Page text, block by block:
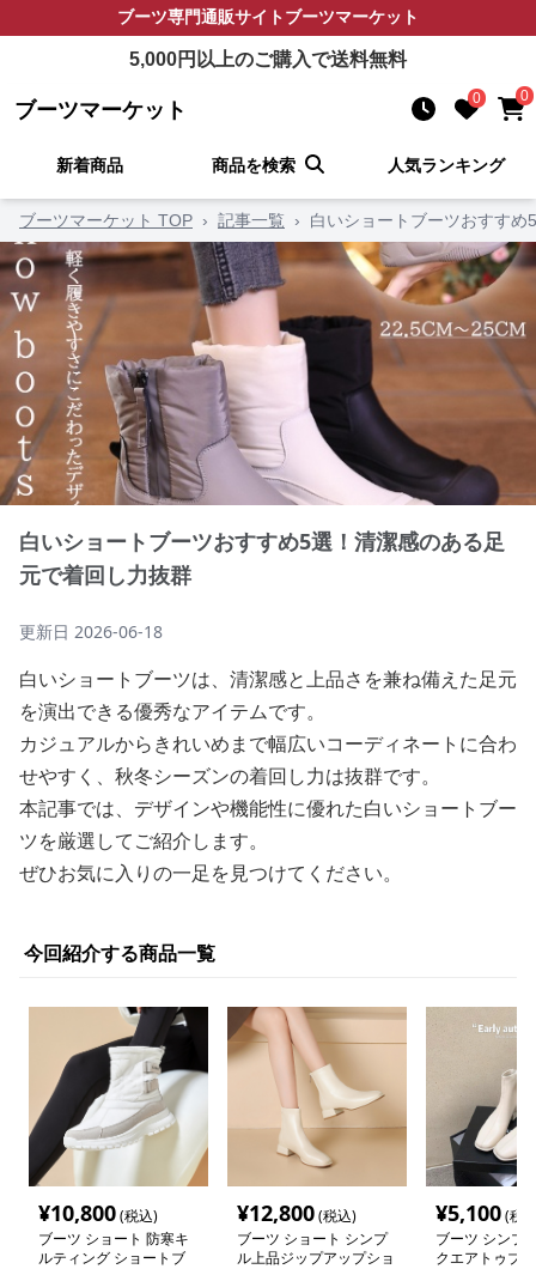
ブーツ専門通販サイトブーツマーケット
5,000円以上のご購入で送料無料
ブーツマーケット 0 0
新着商品 商品を検索 人気ランキング
ブーツマーケット TOP › 記事一覧 › 白いショートブーツおすす
白いショートブーツおすすめ5選！清潔感のある足
元で着回し力抜群
更新日 2026-06-18
白いショートブーツは、清潔感と上品さを兼ね備えた足元
を演出できる優秀なアイテムです。
カジュアルからきれいめまで幅広いコーディネートに合わ
せやすく、秋冬シーズンの着回し力は抜群です。
本記事では、デザインや機能性に優れた白いショートブー
ツを厳選してご紹介します。
ぜひお気に入りの一足を見つけてください。
今回紹介する商品一覧
¥10,800(税込)
ブーツ ショート 防寒キ
ルティング ショートブ
¥12,800(税込)
ブーツ ショート シンプ
ル上品ジップアップショ
¥5,100(税
ブーツ シンプ
クエアトゥブ